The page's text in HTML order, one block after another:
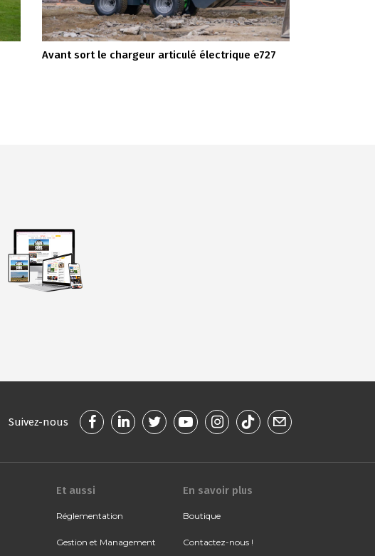
Avant sort le chargeur articulé électrique e727
Suivez-nous
Et aussi
Réglementation
Gestion et Management
En savoir plus
Boutique
Contactez-nous !